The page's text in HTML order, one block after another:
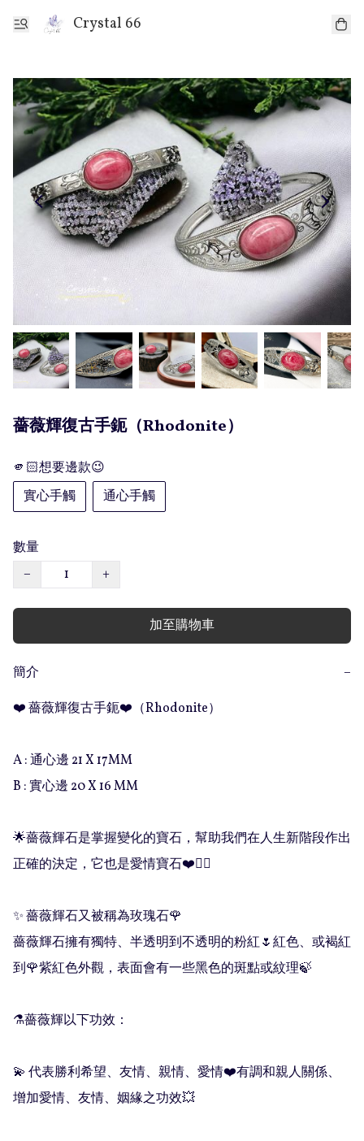
Crystal 66
薔薇輝復古手鈪（Rhodonite）
🫵🏻想要邊款😉
實心手觸
通心手觸
數量
−
+
加至購物車
簡介
−
❤️ 薔薇輝復古手鈪❤️（Rhodonite）
A : 通心邊 21 X 17MM
B : 實心邊 20 X 16 MM
🌟薔薇輝石是掌握變化的寶石，幫助我們在人生新階段作出
正確的決定，它也是愛情寶石❤️❤️‍🔥
✨ 薔薇輝石又被稱為玫瑰石🌹
薔薇輝石擁有獨特、半透明到不透明的粉紅🌷紅色、或褐紅
到🌹紫紅色外觀，表面會有一些黑色的斑點或紋理🍃
⚗️薔薇輝以下功效：
💫 代表勝利希望、友情、親情、愛情❤️有調和親人關係、
增加愛情、友情、姻緣之功效💥